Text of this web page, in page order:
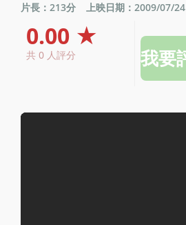
片長：213分 上映日期：2009/07/24
0.00 ★
共 0 人評分